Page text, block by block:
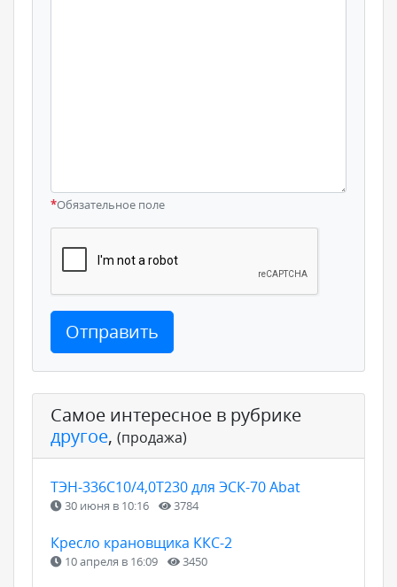
*Обязательное поле
Отправить
Самое интересное в рубрике
другое, (продажа)
ТЭН-336С10/4,0Т230 для ЭСК-70 Abat
30 июня в 10:16 3784
Кресло крановщика ККС-2
10 апреля в 16:09 3450